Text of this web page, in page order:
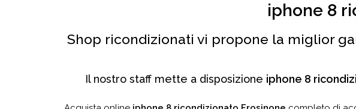
iphone 8
Shop ricondizionati vi propone la miglior
Il nostro staff mette a disposizione iphone 8